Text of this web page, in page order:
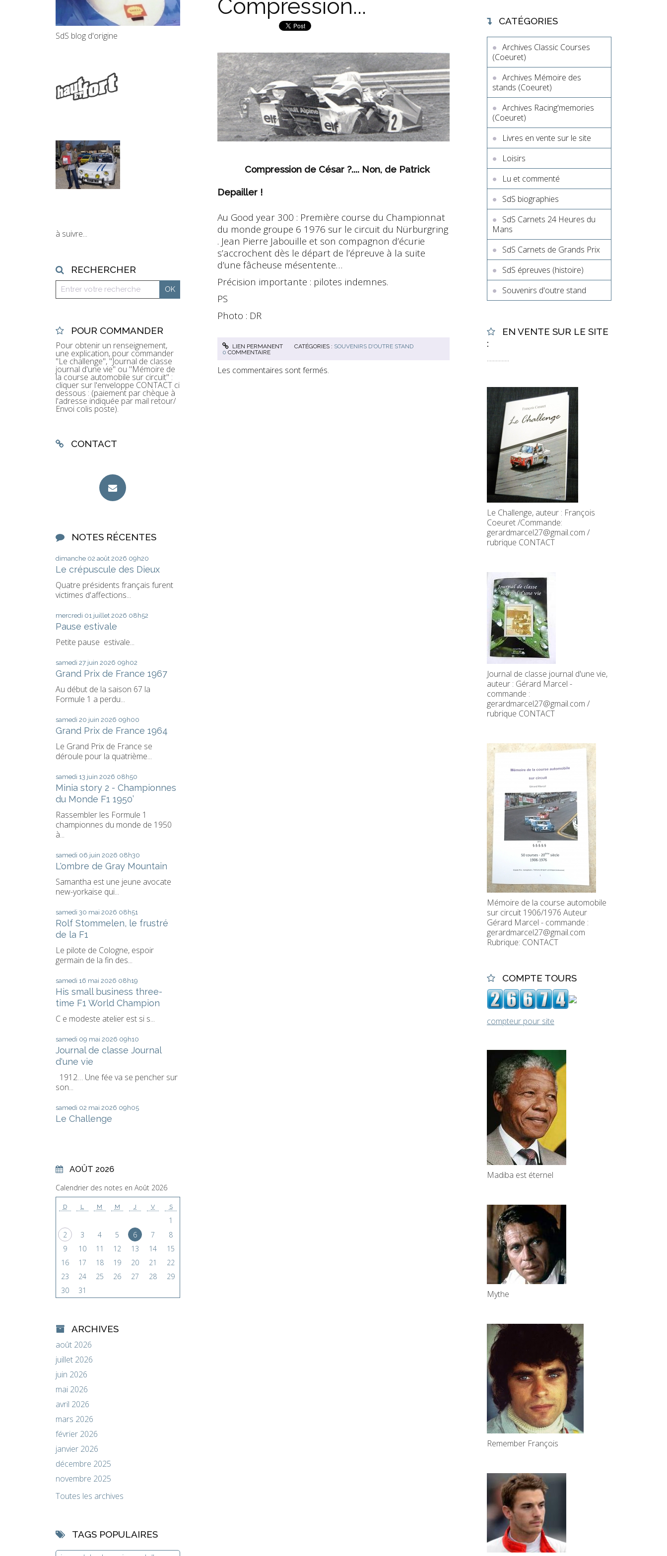
SdS blog d'origine
à suivre...
RECHERCHER
POUR COMMANDER
Pour obtenir un renseignement,
une explication, pour commander
"Le challenge", "Journal de classe
journal d'une vie" ou "Mémoire de
la course automobile sur circuit" :
cliquer sur l'enveloppe CONTACT ci
dessous : (paiement par chèque à
l'adresse indiquée par mail retour/
Envoi colis poste).
CONTACT
NOTES RÉCENTES
dimanche 02 août 2026 09h20
Le crépuscule des Dieux
Quatre présidents français furent
victimes d'affections...
mercredi 01 juillet 2026 08h52
Pause estivale
Petite pause estivale...
samedi 27 juin 2026 09h02
Grand Prix de France 1967
Au début de la saison 67 la
Formule 1 a perdu...
samedi 20 juin 2026 09h00
Grand Prix de France 1964
Le Grand Prix de France se
déroule pour la quatrième...
samedi 13 juin 2026 08h50
Minia story 2 - Championnes
du Monde F1 1950’
Rassembler les Formule 1
championnes du monde de 1950
à...
samedi 06 juin 2026 08h30
L'ombre de Gray Mountain
Samantha est une jeune avocate
new-yorkaise qui...
samedi 30 mai 2026 08h51
Rolf Stommelen, le frustré
de la F1
Le pilote de Cologne, espoir
germain de la fin des...
samedi 16 mai 2026 08h19
His small business three-
time F1 World Champion
C e modeste atelier est si s...
samedi 09 mai 2026 09h10
Journal de classe Journal
d'une vie
1912… Une fée va se pencher sur
son...
samedi 02 mai 2026 09h05
Le Challenge
AOÛT 2026
Calendrier des notes en Août 2026
D L M M J V S
1
2
3 4 5 6 7
8
9
10 11 12 13 14
15
16
17 18 19 20 21
22
23
24 25 26 27 28
29
30
31
ARCHIVES
août 2026
juillet 2026
juin 2026
mai 2026
avril 2026
mars 2026
février 2026
janvier 2026
décembre 2025
novembre 2025
Toutes les archives
TAGS POPULAIRES
Compression...
Compression de César ?.... Non, de Patrick
Depailler !
Au Good year 300 : Première course du Championnat
du monde groupe 6 1976 sur le circuit du Nürburgring
. Jean Pierre Jabouille et son compagnon d’écurie
s’accrochent dès le départ de l’épreuve à la suite
d’une fâcheuse mésentente…
Précision importante : pilotes indemnes.
PS
Photo : DR
LIEN PERMANENT CATÉGORIES : SOUVENIRS D'OUTRE STAND
0 COMMENTAIRE
Les commentaires sont fermés.
CATÉGORIES
Archives Classic Courses
(Coeuret)
Archives Mémoire des
stands (Coeuret)
Archives Racing'memories
(Coeuret)
Livres en vente sur le site
Loisirs
Lu et commenté
SdS biographies
SdS Carnets 24 Heures du
Mans
SdS Carnets de Grands Prix
SdS épreuves (histoire)
Souvenirs d'outre stand
EN VENTE SUR LE SITE
:
...............
Le Challenge, auteur : François
Coeuret /Commande:
gerardmarcel27@gmail.com /
rubrique CONTACT
Journal de classe journal d'une vie,
auteur : Gérard Marcel -
commande :
gerardmarcel27@gmail.com /
rubrique CONTACT
Mémoire de la course automobile
sur circuit 1906/1976 Auteur
Gérard Marcel - commande :
gerardmarcel27@gmail.com
Rubrique: CONTACT
COMPTE TOURS
compteur pour site
Madiba est éternel
Mythe
Remember François